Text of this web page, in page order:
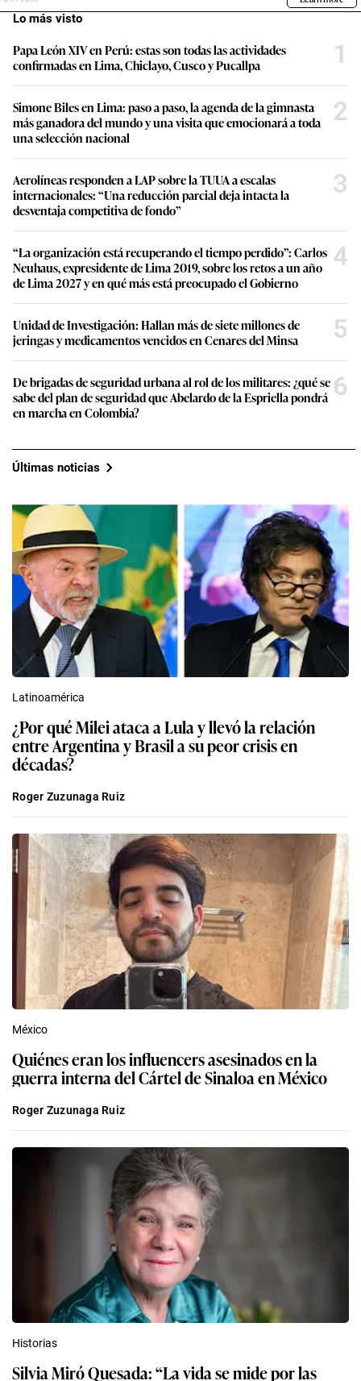
Lo más visto
Papa León XIV en Perú: estas son todas las actividades
confirmadas en Lima, Chiclayo, Cusco y Pucallpa
1
Simone Biles en Lima: paso a paso, la agenda de la gimnasta
más ganadora del mundo y una visita que emocionará a toda
una selección nacional
2
Aerolíneas responden a LAP sobre la TUUA a escalas
internacionales: “Una reducción parcial deja intacta la
desventaja competitiva de fondo”
3
“La organización está recuperando el tiempo perdido”: Carlos
Neuhaus, expresidente de Lima 2019, sobre los retos a un año
de Lima 2027 y en qué más está preocupado el Gobierno
4
Unidad de Investigación: Hallan más de siete millones de
jeringas y medicamentos vencidos en Cenares del Minsa
5
De brigadas de seguridad urbana al rol de los militares: ¿qué se
sabe del plan de seguridad que Abelardo de la Espriella pondrá
en marcha en Colombia?
6
Últimas noticias
Latinoamérica
¿Por qué Milei ataca a Lula y llevó la relación
entre Argentina y Brasil a su peor crisis en
décadas?
Roger Zuzunaga Ruiz
México
Quiénes eran los influencers asesinados en la
guerra interna del Cártel de Sinaloa en México
Roger Zuzunaga Ruiz
Historias
Silvia Miró Quesada: “La vida se mide por las